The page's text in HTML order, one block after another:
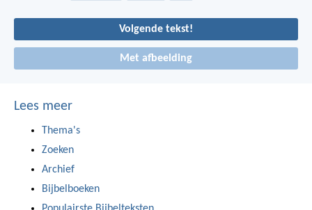
Volgende tekst!
Met afbeelding
Lees meer
Thema's
Zoeken
Archief
Bijbelboeken